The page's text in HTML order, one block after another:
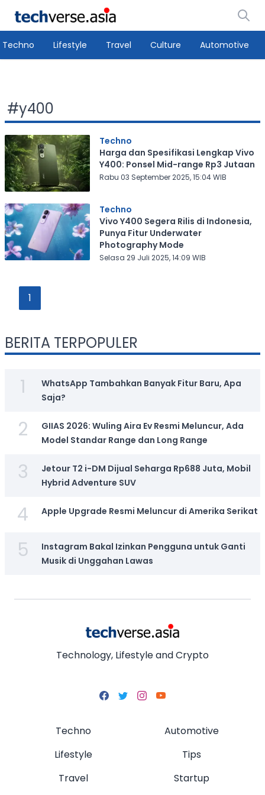
Techno Lifestyle Travel Culture Automotive
#y400
Techno
Harga dan Spesifikasi Lengkap Vivo
Y400: Ponsel Mid-range Rp3 Jutaan
Rabu 03 September 2025, 15:04 WIB
Techno
Vivo Y400 Segera Rilis di Indonesia,
Punya Fitur Underwater
Photography Mode
Selasa 29 Juli 2025, 14:09 WIB
1
BERITA TERPOPULER
1
WhatsApp Tambahkan Banyak Fitur Baru, Apa
Saja?
2
GIIAS 2026: Wuling Aira Ev Resmi Meluncur, Ada
Model Standar Range dan Long Range
3
Jetour T2 i-DM Dijual Seharga Rp688 Juta, Mobil
Hybrid Adventure SUV
4 Apple Upgrade Resmi Meluncur di Amerika Serikat
5
Instagram Bakal Izinkan Pengguna untuk Ganti
Musik di Unggahan Lawas
Technology, Lifestyle and Crypto
Techno
Lifestyle
Travel
Automotive
Tips
Startup